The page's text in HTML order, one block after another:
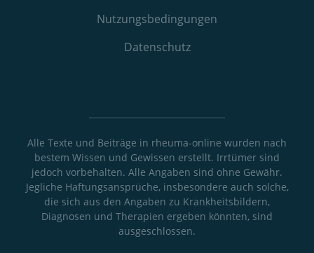
Nutzungs­bedingungen
Datenschutz
Alle Texte und Beiträge in rheuma-online wurden nach
bestem Wissen und Gewissen erstellt. Irrtümer sind
jedoch vorbehalten. Alle Angaben sind ohne Gewähr.
Jegliche Haftungsansprüche, insbesondere auch solche,
die sich aus den Angaben zu Krankheitsbildern,
Diagnosen und Therapien ergeben könnten, sind
ausgeschlossen.